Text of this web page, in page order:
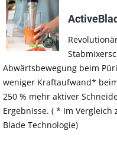
Abwärtsbewegung beim
weniger Kraftaufwand*
250 % mehr aktiver
Ergebnisse. ( * Im
Blade Technologie)